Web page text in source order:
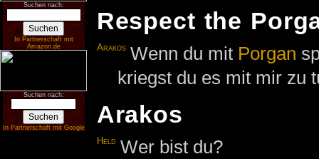
Suchen nach:
In Partnerschaft mit
Amazon.de
Suchen nach:
In Partnerschaft mit Google
Respect the
Arakos Wenn du mit Porgan
kriegst du es mit mir zu
Arakos
Held Wer bist du?